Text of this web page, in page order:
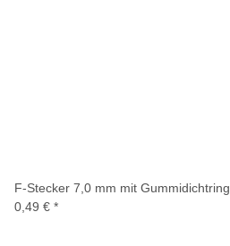
F-Stecker 7,0 mm mit Gummidichtring
0,49 € *